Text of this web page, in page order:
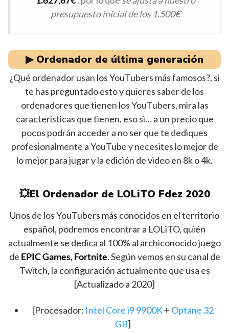
presupuesto inicial de los 1.500€
▶︎ Ordenador de última generación
¿Qué ordenador usan los YouTubers más famosos?, si
te has preguntado esto y quieres saber de los
ordenadores que tienen los YouTubers, mira las
características que tienen, eso si… a un precio que
pocos podrán acceder a no ser que te dediques
profesionalmente a YouTube y necesites lo mejor de
lo mejor para jugar y la edición de video en 8k o 4k.
💥El Ordenador de LOLiTO Fdez 2020
Unos de los YouTubers más conocidos en el territorio
español, podremos encontrar a LOLiTO, quién
actualmente se dedica al 100% al archiconocido juego
de EPIC Games, Fortnite. Según vemos en su canal de
Twitch, la configuración actualmente que usa es
[Actualizado a 2020]
[Procesador: Intel Core i9 9900K+ Optane 32
GB]